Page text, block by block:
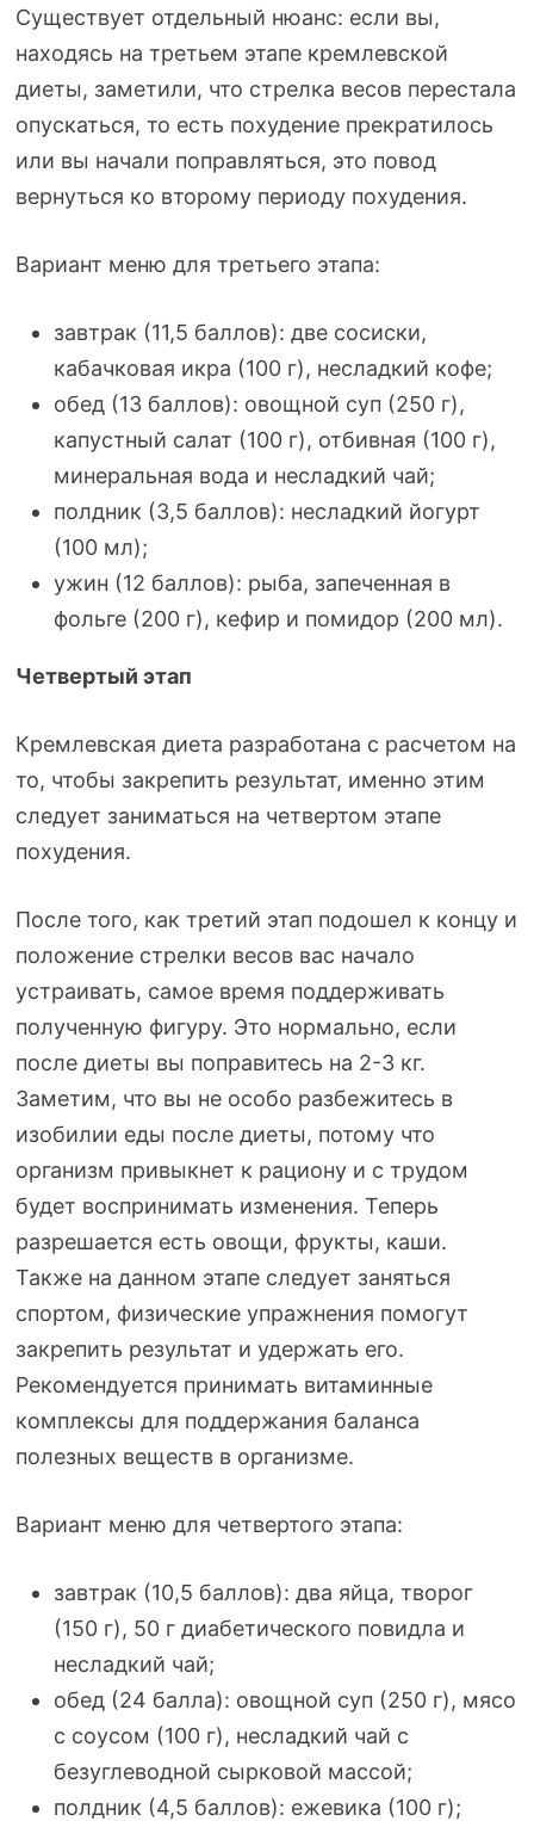
Существует отдельный нюанс: если вы,
находясь на третьем этапе кремлевской
диеты, заметили, что стрелка весов перестала
опускаться, то есть похудение прекратилось
или вы начали поправляться, это повод
вернуться ко второму периоду похудения.
Вариант меню для третьего этапа:
завтрак (11,5 баллов): две сосиски,
кабачковая икра (100 г), несладкий кофе;
обед (13 баллов): овощной суп (250 г),
капустный салат (100 г), отбивная (100 г),
минеральная вода и несладкий чай;
полдник (3,5 баллов): несладкий йогурт
(100 мл);
ужин (12 баллов): рыба, запеченная в
фольге (200 г), кефир и помидор (200 мл).
Четвертый этап
Кремлевская диета разработана с расчетом на
то, чтобы закрепить результат, именно этим
следует заниматься на четвертом этапе
похудения.
После того, как третий этап подошел к концу и
положение стрелки весов вас начало
устраивать, самое время поддерживать
полученную фигуру. Это нормально, если
после диеты вы поправитесь на 2-3кг.
Заметим, что вы не особо разбежитесь в
изобилии еды после диеты, потому что
организм привыкнет к рациону и с трудом
будет воспринимать изменения. Теперь
разрешается есть овощи, фрукты, каши.
Также на данном этапе следует заняться
спортом, физические упражнения помогут
закрепить результат и удержать его.
Рекомендуется принимать витаминные
комплексы для поддержания баланса
полезных веществ в организме.
Вариант меню для четвертого этапа:
завтрак (10,5 баллов): два яйца, творог
(150 г), 50 г диабетического повидла и
несладкий чай;
обед (24 балла): овощной суп (250 г), мясо
с соусом (100 г), несладкий чай с
безуглеводной сырковой массой;
полдник (4,5 баллов): ежевика (100 г);